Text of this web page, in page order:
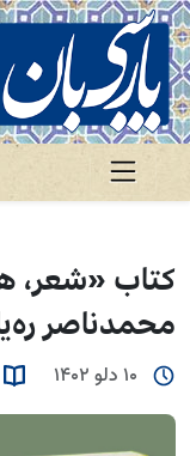
کتاب «شعر،
محمدناصر
10 دلو 1402